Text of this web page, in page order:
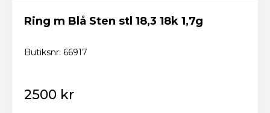
Ring m Blå Sten stl 18,3 18k 1,7g
Butiksnr: 66917
2500 kr